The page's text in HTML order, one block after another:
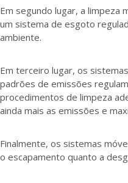
Em segundo lugar, a limpeza
um sistema de esgoto
ambiente.
Em terceiro lugar, os
padrões de emissões
procedimentos de limpeza
ainda mais as emissões e
Finalmente, os sistemas
o escapamento quanto a